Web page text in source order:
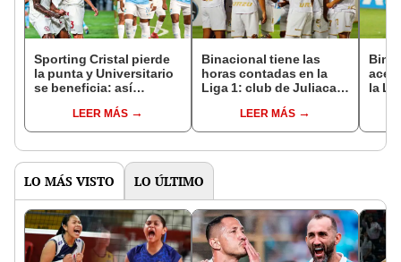
Sporting Cristal pierde
la punta y Universitario
se beneficia: así
Torneo Clausura con el
descenso de Binacional
LEER MÁS
Binacional tiene las
horas contadas en la
Liga 1: club de Juliaca
ClausuraLEER MÁS
la
es
LO MÁS VISTO LO ÚLTIMO